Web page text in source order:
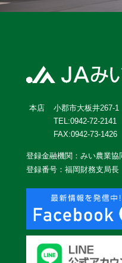
本店
小郡市大板井267-1
TEL:0942-72-2141
FAX:0942-73-1426
登録金融機関：みい農業協
登録番号：福岡財務支局長